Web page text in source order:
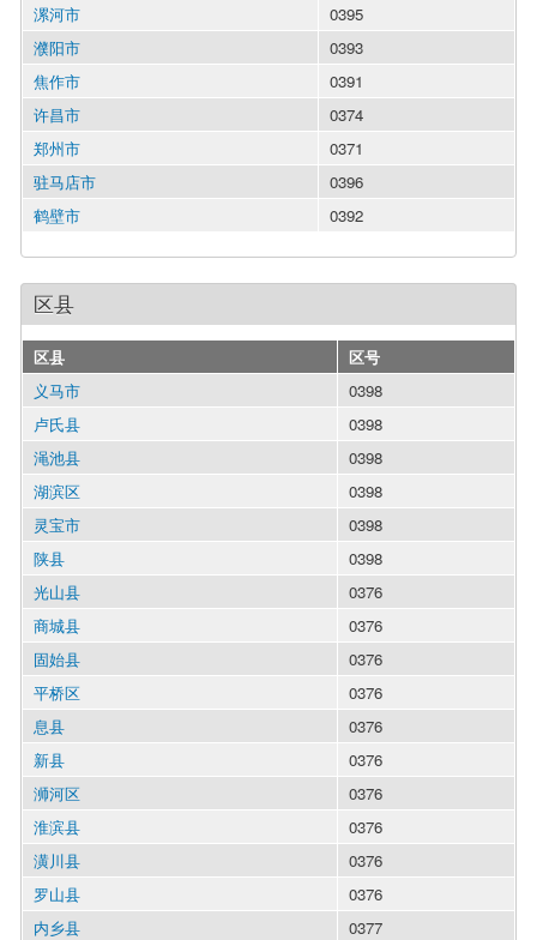
漯河市
0395
濮阳市
0393
焦作市
0391
许昌市
0374
郑州市
0371
驻马店市
0396
鹤壁市
0392
区县
区县
区号
义马市
0398
卢氏县
0398
渑池县
0398
湖滨区
0398
灵宝市
0398
陕县
0398
光山县
0376
商城县
0376
固始县
0376
平桥区
0376
息县
0376
新县
0376
浉河区
0376
淮滨县
0376
潢川县
0376
罗山县
0376
内乡县
0377